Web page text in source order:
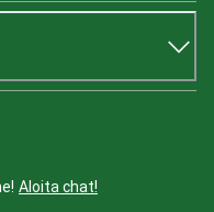
Aloita chat!